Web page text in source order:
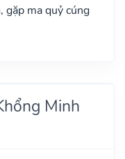
gặp ma quỷ cúng
Minh